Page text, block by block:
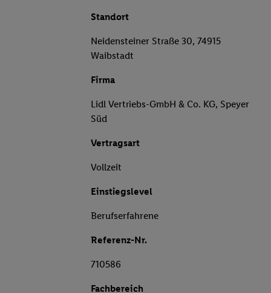
Standort
Neidensteiner Straße 30, 74915
Waibstadt
Firma
Lidl Vertriebs-GmbH & Co. KG, Speyer
Süd
Vertragsart
Vollzeit
Einstiegslevel
Berufserfahrene
Referenz-Nr.
710586
Fachbereich